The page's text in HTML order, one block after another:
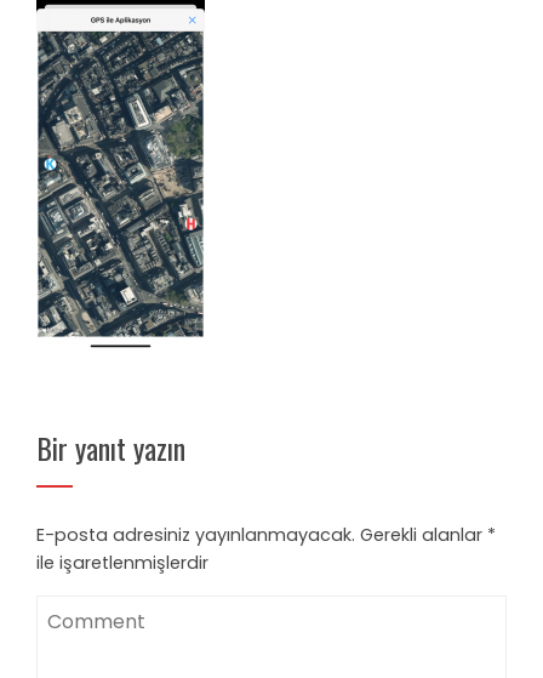
Bir yanıt yazın
E-posta adresiniz yayınlanmayacak. Gerekli alanlar *
ile işaretlenmişlerdir